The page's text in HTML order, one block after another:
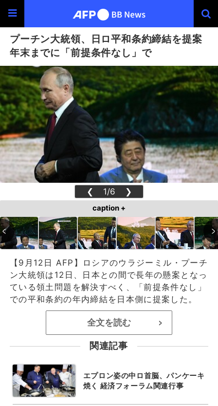
プーチン大統領、日ロ平和条約締結を提案
年末までに「前提条件なし」で
❮ 1/6 ❯
caption +
【9月12日 AFP】ロシアのウラジーミル・プーチ
ン大統領は12日、日本との間で長年の懸案となっ
ている領土問題を解決すべく、「前提条件なし」
での平和条約の年内締結を日本側に提案した。
全文を読む >
関連記事
エプロン姿の中ロ首脳、パンケーキ
焼く 経済フォーラム関連行事